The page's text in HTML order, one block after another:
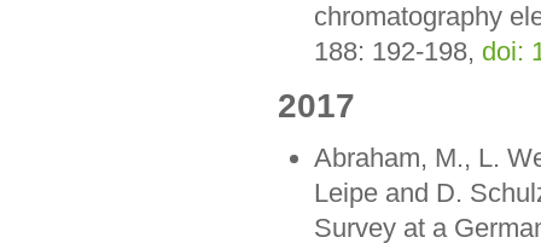
chromatography
188: 192-198, doi:
2017
Abraham, M., L.
Leipe and D.
Survey at a